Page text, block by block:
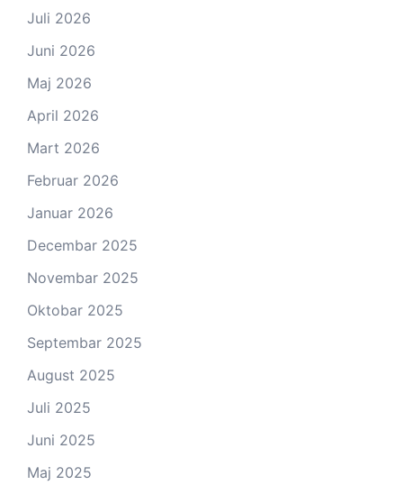
Juli 2026
Juni 2026
Maj 2026
April 2026
Mart 2026
Februar 2026
Januar 2026
Decembar 2025
Novembar 2025
Oktobar 2025
Septembar 2025
August 2025
Juli 2025
Juni 2025
Maj 2025